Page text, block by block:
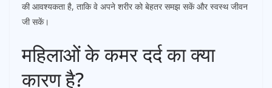
की आवश्यकता है, ताकि वे अपने शरीर को बेहतर समझ सकें और स्वस्थ जीवन
जी सकें।
महिलाओं के कमर दर्द का क्या
कारण है?